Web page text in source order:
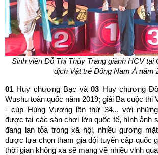
Sinh viên Đỗ Thị Thùy Trang giành HCV tại
địch Vật trẻ Đông Nam Á năm
01 Huy chương Bạc và03 Huy chương
Wushu toàn quốc năm 2019; giải Ba cuộc thi
- cúp Hùng Vương lần thứ 34... với
được tại các sân chơi lớn quốc tế, hình ảnh
đang lan tỏa trong xã hội, nhiều gương
được lựa chọn tham gia đội tuyển cấp quốc
thời gian không xa sẽ mang về nhiều vinh